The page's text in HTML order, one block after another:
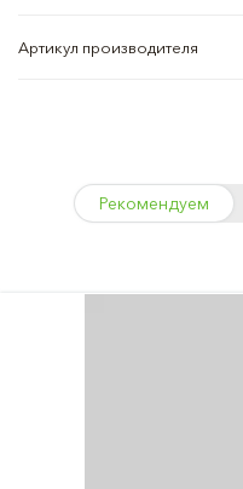
Артикул производителя
Рекомендуем